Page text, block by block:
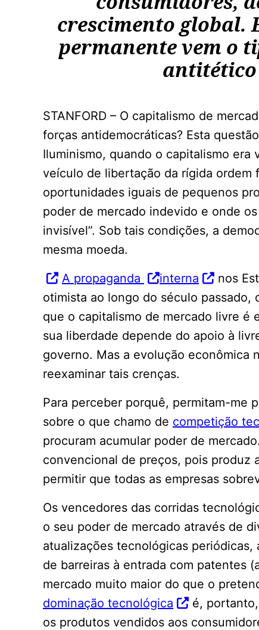
crescimento global.
permanente vem o
antitético
STANFORD – O capitalismo de
forças antidemocráticas? Esta
Iluminismo, quando o capitalismo
veículo de libertação da rígida ordem
oportunidades iguais de pequenos
poder de mercado indevido e onde
invisível”. Sob tais condições, a
mesma moeda.
A propaganda
interna
nos
otimista ao longo do século
que o capitalismo de mercado livre é
sua liberdade depende do apoio à
governo. Mas a evolução econômica
reexaminar tais crenças.
Para perceber porquê, permitam-me
sobre o que chamo de competição
procuram acumular poder de
convencional de preços, pois produz
permitir que todas as empresas
Os vencedores das corridas
o seu poder de mercado através de
atualizações tecnológicas
de barreiras à entrada com patentes
mercado muito maior do que o
dominação tecnológica
é,
os produtos vendidos aos